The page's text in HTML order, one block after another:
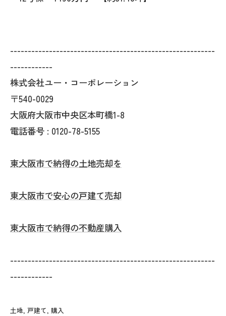
----------------------------------------------------------
------------
株式会社ユー・コーポレーション
〒540-0029
大阪府大阪市中央区本町橋1-8
電話番号 : 0120-78-5155
東大阪市で納得の土地売却を
東大阪市で安心の戸建て売却
東大阪市で納得の不動産購入
----------------------------------------------------------
------------
土地 戸建て 購入